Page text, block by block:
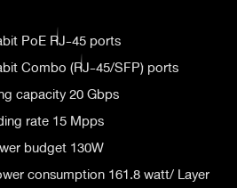
PoE RJ-45 ports
Combo (RJ-45/SFP) ports
capacity 20 Gbps
rate 15 Mpps
budget 130W
consumption 161.8 watt/ Layer